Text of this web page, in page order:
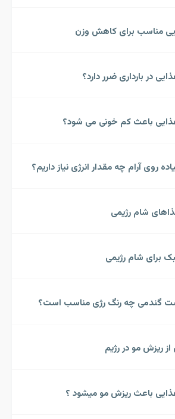
مناسب برای کاهش وزن
در بارداری ضرر دارد؟
غذایی باعث کم خونی می شود؟
روی آرام چه مقدار انرژی نیاز داریم؟
شام رژیمی
برای شام رژیمی
گندمی چه رنگ رژی مناسب است؟
ریزش مو در رژیم
غذایی باعث ریزش مو میشود ؟